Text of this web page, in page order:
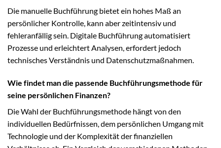
Die manuelle Buchführung bietet ein hohes Maß an
persönlicher Kontrolle, kann aber zeitintensiv und
fehleranfällig sein. Digitale Buchführung automatisiert
Prozesse und erleichtert Analysen, erfordert jedoch
technisches Verständnis und Datenschutzmaßnahmen.
Wie findet man die passende Buchführungsmethode für
seine persönlichen Finanzen?
Die Wahl der Buchführungsmethode hängt von den
individuellen Bedürfnissen, dem persönlichen Umgang mit
Technologie und der Komplexität der finanziellen